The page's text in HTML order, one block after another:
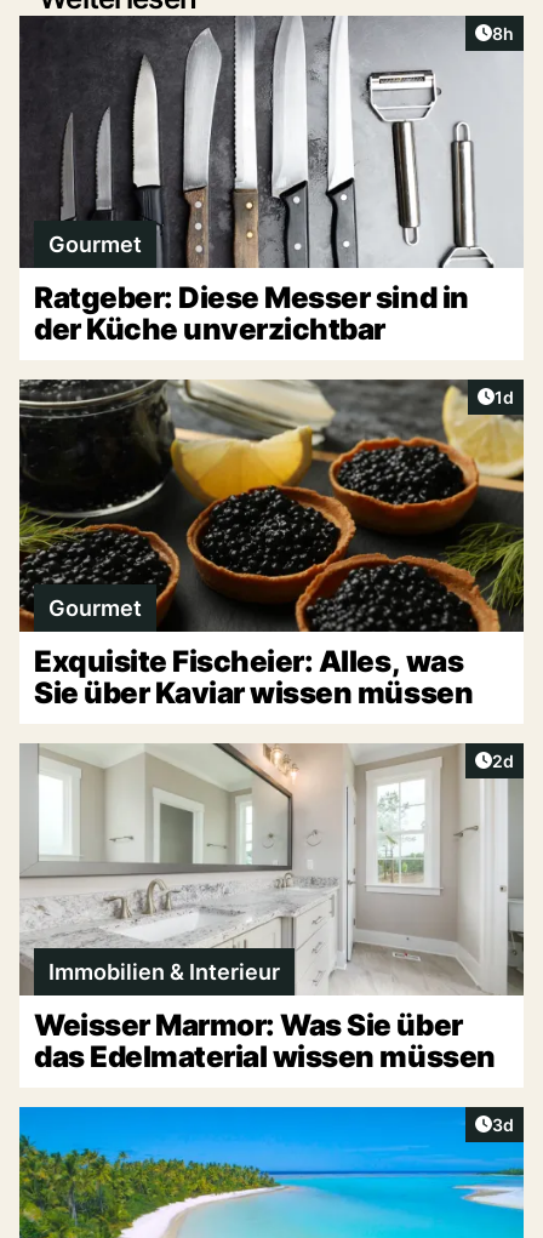
8h
Gourmet
Ratgeber: Diese Messer sind in
der Küche unverzichtbar
1d
Gourmet
Exquisite Fischeier: Alles, was
Sie über Kaviar wissen müssen
2d
Immobilien & Interieur
Weisser Marmor: Was Sie über
das Edelmaterial wissen müssen
3d